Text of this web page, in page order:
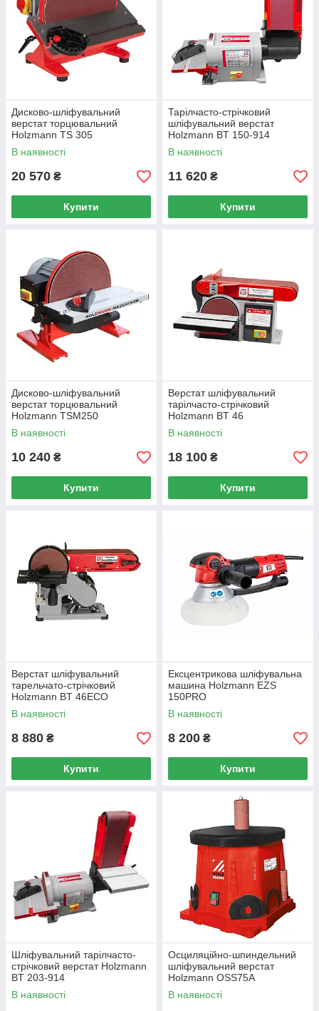
Дисково-шліфувальний
верстат торцювальний
Holzmann TS 305
В наявності
20 570 ₴
Купити
Тарілчасто-стрічковий
шліфувальний верстат
Holzmann BT 150-914
В наявності
11 620 ₴
Купити
Дисково-шліфувальний
верстат торцювальний
Holzmann TSM250
В наявності
10 240 ₴
Купити
Верстат шліфувальний
тарілчасто-стрічковий
Holzmann BT 46
В наявності
18 100 ₴
Купити
Верстат шліфувальний
тарельчато-стрічковий
Holzmann BT 46ECO
В наявності
8 880 ₴
Купити
Ексцентрикова шліфувальна
машина Holzmann EZS
150PRO
В наявності
8 200 ₴
Купити
Шліфувальний тарілчасто-
стрічковий верстат Holzmann
BT 203-914
В наявності
Осциляційно-шпиндельний
шліфувальний верстат
Holzmann OSS75A
В наявності